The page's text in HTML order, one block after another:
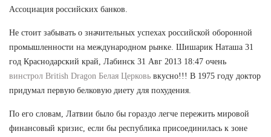
Ассоциация российских банков.
Не стоит забывать о значительных успехах российской оборонной
промышленности на международном рынке. Шишарик Наташа 31
год Краснодарский край, Лабинск 31 Авг 2013 18:47 очень
винстрол British Dragon Белая Церковь вкусно!!! В 1975 году доктор
придумал первую белковую диету для похудения.
По его словам, Латвии было бы гораздо легче пережить мировой
финансовый кризис, если бы республика присоединилась к зоне